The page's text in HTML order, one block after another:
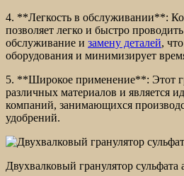
4. **Легкость в обслуживании**:
позволяет легко и быстро
обслуживание и замену деталей,
оборудования и минимизирует
5. **Широкое применение**: Этот
различных материалов и является
компаний, занимающихся
удобрений.
Двухвалковый гранулятор